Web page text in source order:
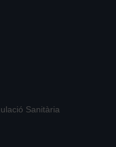
Sanitària